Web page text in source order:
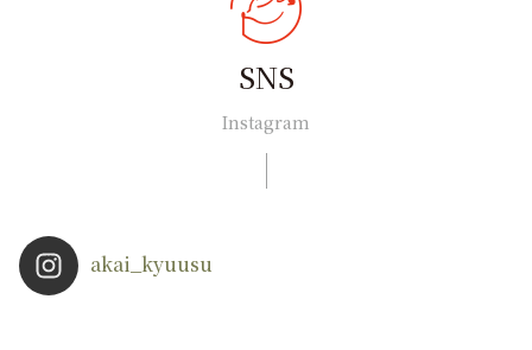
SNS
Instagram
akai_kyuusu